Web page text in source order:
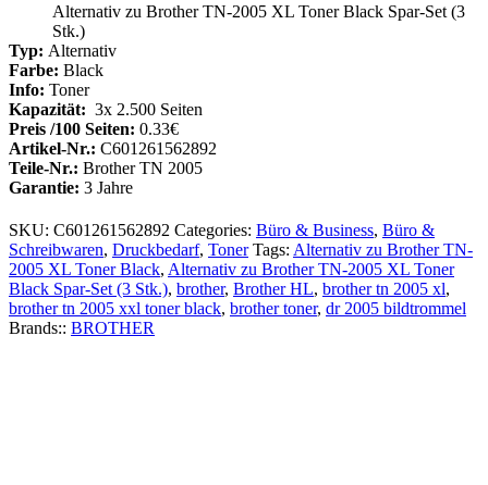
Stk.)
Menge
Alternativ zu Brother TN-2005 XL Toner Black Spar-Set (3
Stk.)
Typ: Alternativ
Farbe: Black
Info: Toner
Kapazität: 3x 2.500 Seiten
Preis /100 Seiten: 0.33€
Artikel-Nr.: C601261562892
Teile-Nr.: Brother TN 2005
Garantie: 3 Jahre
SKU: C601261562892 Categories: Büro & Business, Büro &
Schreibwaren, Druckbedarf, Toner Tags: Alternativ zu Brother TN-
2005 XL Toner Black, Alternativ zu Brother TN-2005 XL Toner
Black Spar-Set (3 Stk.), brother, Brother HL, brother tn 2005 xl,
brother tn 2005 xxl toner black, brother toner, dr 2005 bildtrommel
Brands:: BROTHER